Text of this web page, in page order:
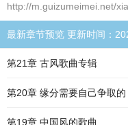
http://m.guizumeimei.net/
最新章节预览 更新时间：
第21章 古风歌曲专辑
第20章 缘分需要自己争取的
第19章 中国风的歌曲